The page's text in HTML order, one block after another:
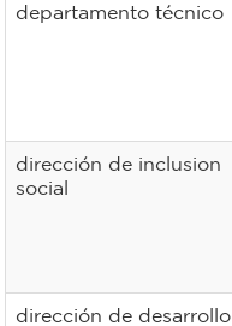
departamento técnico
dirección de inclusion
social
dirección de desarrollo